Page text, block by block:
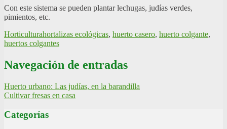
Con este sistema se pueden plantar lechugas, judías verdes,
pimientos, etc.
Horticulturahortalizas ecológicas, huerto casero, huerto colgante,
huertos colgantes
Navegación de entradas
Huerto urbano: Las judías, en la barandilla
Cultivar fresas en casa
Categorías